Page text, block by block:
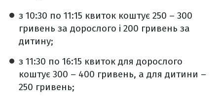
з 10:30 по 11:15 квиток коштує 250 – 300
гривень за дорослого і 200 гривень за
дитину;
з 11:30 по 16:15 квиток для дорослого
коштує 300 – 400 гривень, а для дитини –
250 гривень;